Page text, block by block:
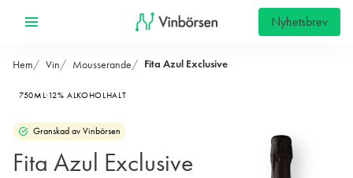
Nyhetsbrev
Hem Vin Mousserande Fita Azul Exclusive
750ML 12% ALKOHOLHALT
Granskad av Vinbörsen
Fita Azul Exclusive